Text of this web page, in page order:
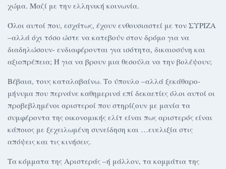
χώμα. Μαζί με την ελληνική κοινωνία.
Όλοι αυτοί που, εσχάτως, έχουν ενθουσιαστεί με τον ΣΥΡΙΖΑ
–αλλά όχι τόσο ώστε να κατεβούν στον δρόμο για να
διαδηλώσουν- ενδιαφέρονται για ισότητα, δικαιοσύνη και
αξιοπρέπεια; Ή για να βρουν μια θεσούλα να την βολέψουν;
Βέβαια, τους καταλαβαίνω. Το ύπουλο –αλλά ξεκάθαρο-
μήνυμα που περνάνε καθημερινά επί δεκαετίες όλοι αυτοί οι
προβεβλημένοι αριστεροί που στηρίζουν με μανία τα
συμφέροντα της οικονομικής ελίτ είναι πως αριστερός είναι
κάποιος με ξεχειλωμένη συνείδηση και …ευελιξία στις
απόψεις και τις κινήσεις.
Τα κόμματα της Αριστεράς –ή μάλλον, τα κομμάτια της